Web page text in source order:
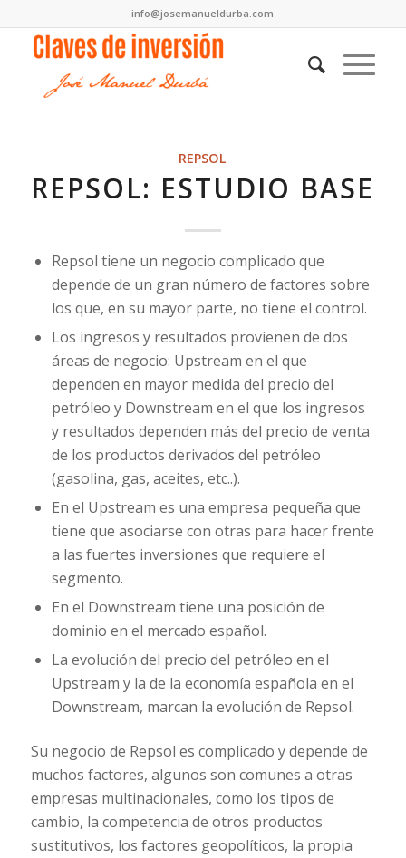
info@josemanueldurba.com
REPSOL
REPSOL: ESTUDIO BASE
Repsol tiene un negocio complicado que
depende de un gran número de factores sobre
los que, en su mayor parte, no tiene el control.
Los ingresos y resultados provienen de dos
áreas de negocio: Upstream en el que
dependen en mayor medida del precio del
petróleo y Downstream en el que los ingresos
y resultados dependen más del precio de venta
de los productos derivados del petróleo
(gasolina, gas, aceites, etc..).
En el Upstream es una empresa pequeña que
tiene que asociarse con otras para hacer frente
a las fuertes inversiones que requiere el
segmento.
En el Downstream tiene una posición de
dominio en el mercado español.
La evolución del precio del petróleo en el
Upstream y la de la economía española en el
Downstream, marcan la evolución de Repsol.
Su negocio de Repsol es complicado y depende de
muchos factores, algunos son comunes a otras
empresas multinacionales, como los tipos de
cambio, la competencia de otros productos
sustitutivos, los factores geopolíticos, la propia